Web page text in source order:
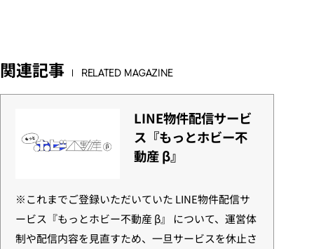
関連記事 RELATED MAGAZINE
LINE物件配信サービ
ス『もっとホビー不
動産 β』
※これまでご登録いただいていた LINE物件配信サ
ービス『もっとホビー不動産 β』 について、運営体
制や配信内容を見直すため、一旦サービスを休止さ